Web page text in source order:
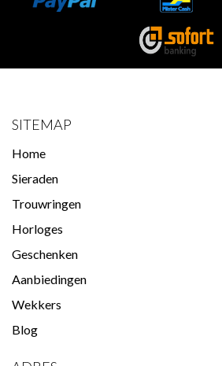
SITEMAP
Home
Sieraden
Trouwringen
Horloges
Geschenken
Aanbiedingen
Wekkers
Blog